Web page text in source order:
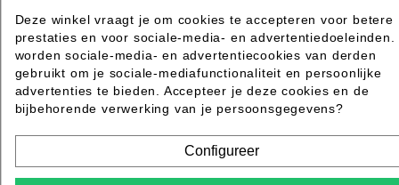
-Webshop order worden de gehele dag verwerkt van
maandag t/m vrijdag
Deze winkel vraagt je om cookies te accepteren voor betere
prestaties en voor sociale-media- en advertentiedoeleinden.
worden sociale-media- en advertentiecookies van derden
gebruikt om je sociale-mediafunctionaliteit en persoonlijke
advertenties te bieden. Accepteer je deze cookies en de
bijbehorende verwerking van je persoonsgegevens?
Configureer